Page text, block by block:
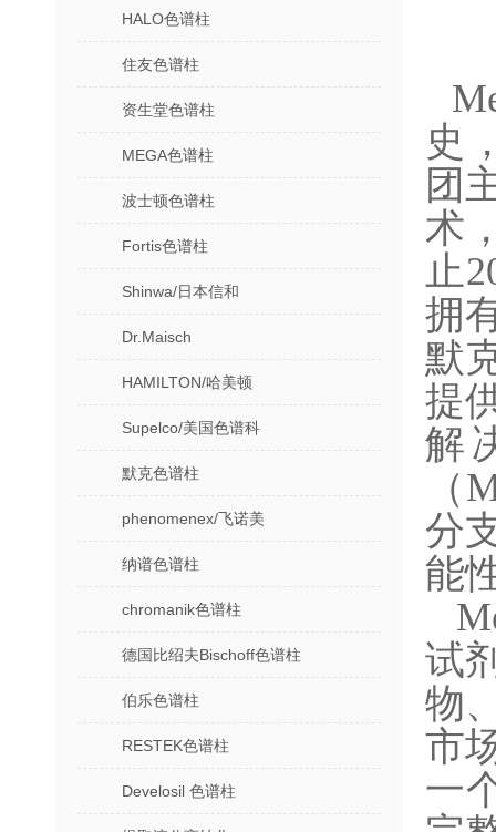
HALO色谱柱
住友色谱柱
资生堂色谱柱
MEGA色谱柱
波士顿色谱柱
Fortis色谱柱
Shinwa/日本信和
Dr.Maisch
HAMILTON/哈美顿
Supelco/美国色谱科
默克色谱柱
phenomenex/飞诺美
纳谱色谱柱
chromanik色谱柱
德国比绍夫Bischoff色谱柱
伯乐色谱柱
RESTEK色谱柱
Develosil 色谱柱
史
团
术
止
拥
默
提
解
（
分
能
试
物
市
一